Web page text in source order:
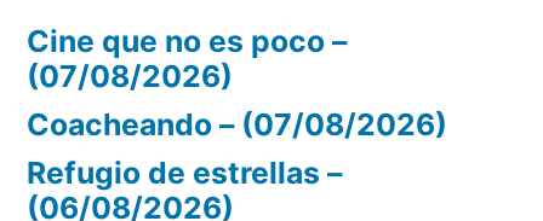
Cine que no es poco –
(07/08/2026)
Coacheando – (07/08/2026)
Refugio de estrellas –
(06/08/2026)